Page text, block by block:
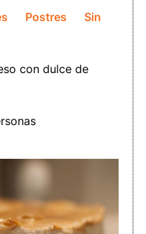
Postres
Sin
con dulce de